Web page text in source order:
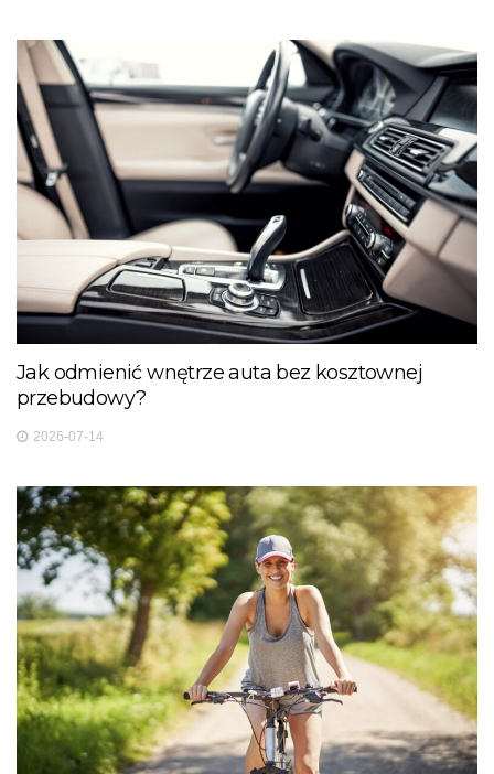
Jak odmienić wnętrze auta bez kosztownej
przebudowy?
2026-07-14